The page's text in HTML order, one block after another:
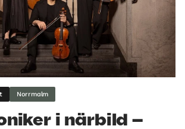
Norrmalm
i närbild –